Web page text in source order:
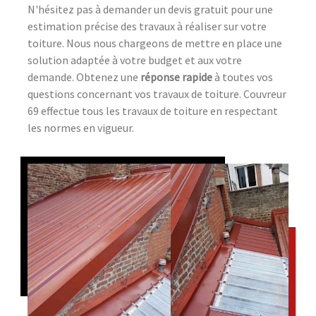
N'hésitez pas à demander un devis gratuit pour une
estimation précise des travaux à réaliser sur votre
toiture. Nous nous chargeons de mettre en place une
solution adaptée à votre budget et aux votre
demande. Obtenez une réponse rapideà toutes vos
questions concernant vos travaux de toiture. Couvreur
69 effectue tous les travaux de toiture en respectant
les normes en vigueur.